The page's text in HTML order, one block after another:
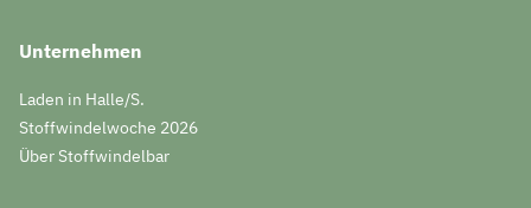
Unternehmen
Laden in Halle/S.
Stoffwindelwoche 2026
Über Stoffwindelbar